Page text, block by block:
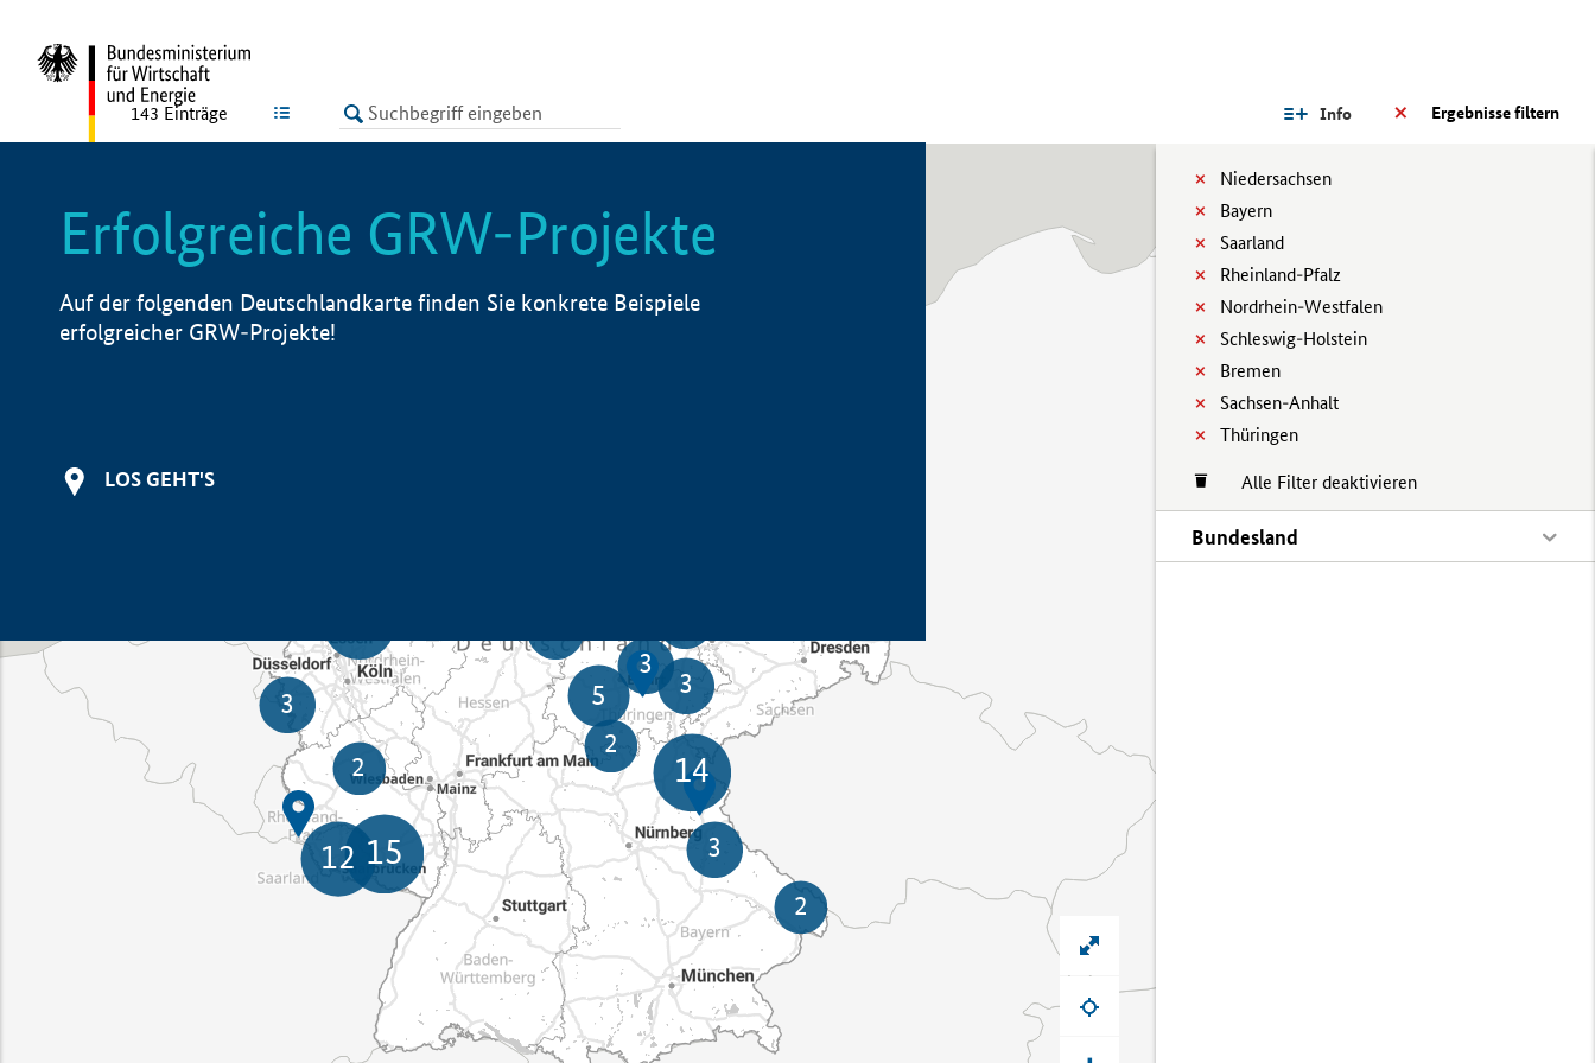
LISTE Ergebnisse filtern
Info
Niedersachsen
Bayern
Saarland
Rheinland-Pfalz
Nordrhein-Westfalen
Schleswig-Holstein
Bremen
Sachsen-Anhalt
Thüringen
Alle Filter deaktivieren
Bundesland
143 Einträge
Erfolgreiche GRW-Projekte
Auf der folgenden Deutschlandkarte finden Sie konkrete Beispiele
erfolgreicher GRW-Projekte!
LOS GEHT'S